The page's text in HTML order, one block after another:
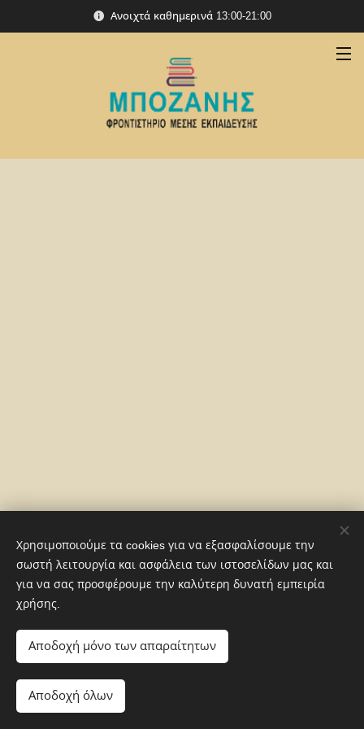
Ανοιχτά καθημερινά 13:00-21:00
Χρησιμοποιούμε τα cookies για να εξασφαλίσουμε την
σωστή λειτουργία και ασφάλεια των ιστοσελίδων μας και
για να σας προσφέρουμε την καλύτερη δυνατή εμπειρία
χρήσης.
Αποδοχή μόνο των απαραίτητων
Αποδοχή όλων